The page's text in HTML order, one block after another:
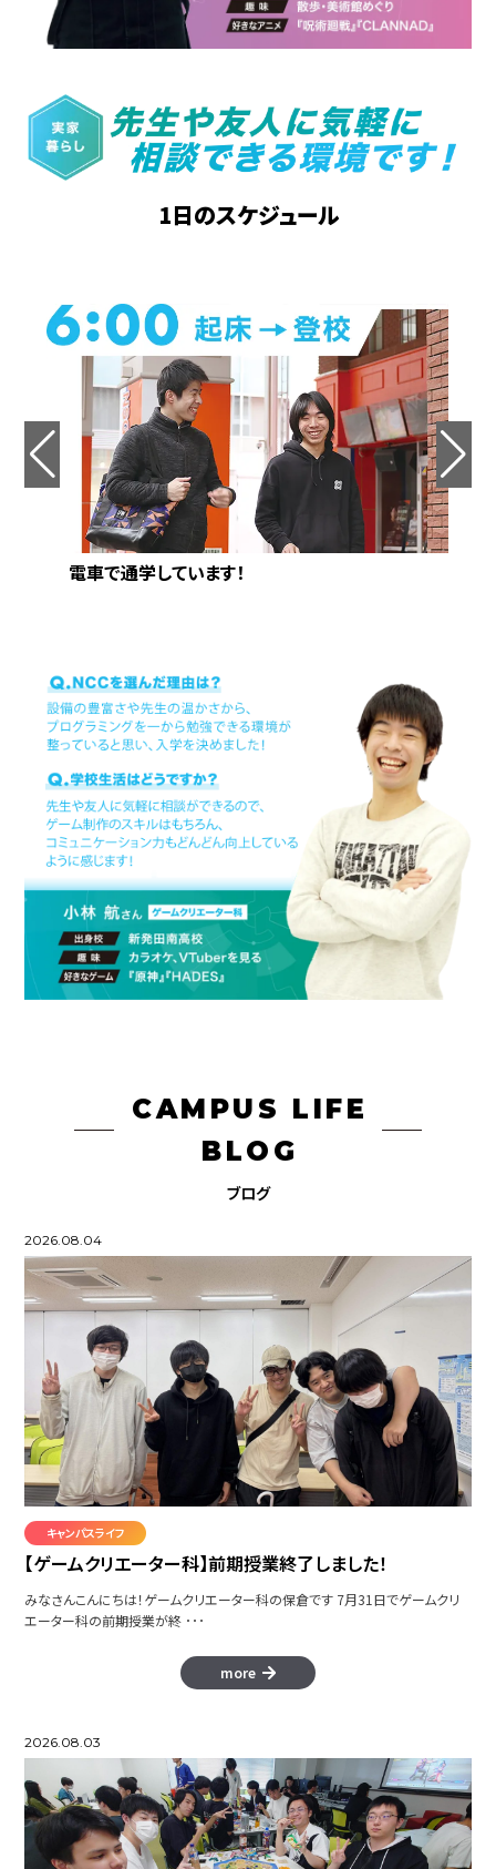
1日のスケジュール
電車で通学しています！
CAMPUS LIFE
BLOG
ブログ
2026.08.04
キャンパスライフ
【ゲームクリエーター科】前期授業終了しました！
みなさんこんにちは！ゲームクリエーター科の保倉です 7月31日でゲームクリ
エーター科の前期授業が終 ･･･
more
2026.08.03